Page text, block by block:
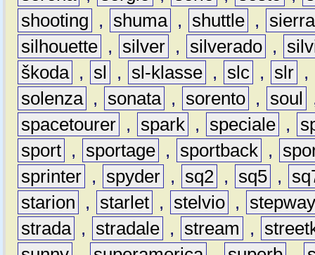
shooting
, shuma , shuttle ,
sierra
silhouette , silver , silverado ,
škoda , sl , sl-klasse , slc , slr ,
solenza , sonata , sorento , soul
spacetourer , spark , speciale ,
sport , sportage , sportback ,
sprinter , spyder , sq2 , sq5 ,
starion
, starlet , stelvio ,
strada , stradale , stream ,